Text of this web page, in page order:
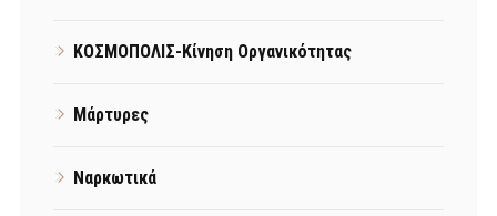
ΚΟΣΜΟΠΟΛΙΣ-Κίνηση Οργανικότητας
Μάρτυρες
Ναρκωτικά